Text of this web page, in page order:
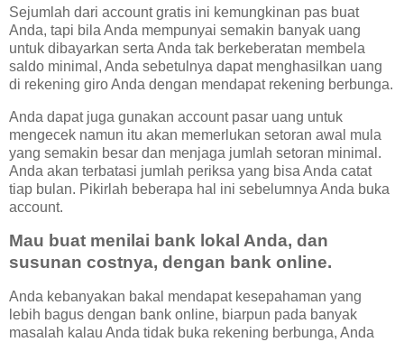
Sejumlah dari account gratis ini kemungkinan pas buat
Anda, tapi bila Anda mempunyai semakin banyak uang
untuk dibayarkan serta Anda tak berkeberatan membela
saldo minimal, Anda sebetulnya dapat menghasilkan uang
di rekening giro Anda dengan mendapat rekening berbunga.
Anda dapat juga gunakan account pasar uang untuk
mengecek namun itu akan memerlukan setoran awal mula
yang semakin besar dan menjaga jumlah setoran minimal.
Anda akan terbatasi jumlah periksa yang bisa Anda catat
tiap bulan. Pikirlah beberapa hal ini sebelumnya Anda buka
account.
Mau buat menilai bank lokal Anda, dan
susunan costnya, dengan bank online.
Anda kebanyakan bakal mendapat kesepahaman yang
lebih bagus dengan bank online, biarpun pada banyak
masalah kalau Anda tidak buka rekening berbunga, Anda